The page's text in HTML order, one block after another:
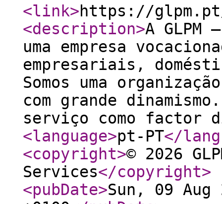
<link>https://
<description>A
uma empresa
empresariais,
Somos uma
com grande
serviço como factor
<language>pt-PT</
<copyright>© 2026
Services</copyright>
<pubDate>Sun, 09 Aug